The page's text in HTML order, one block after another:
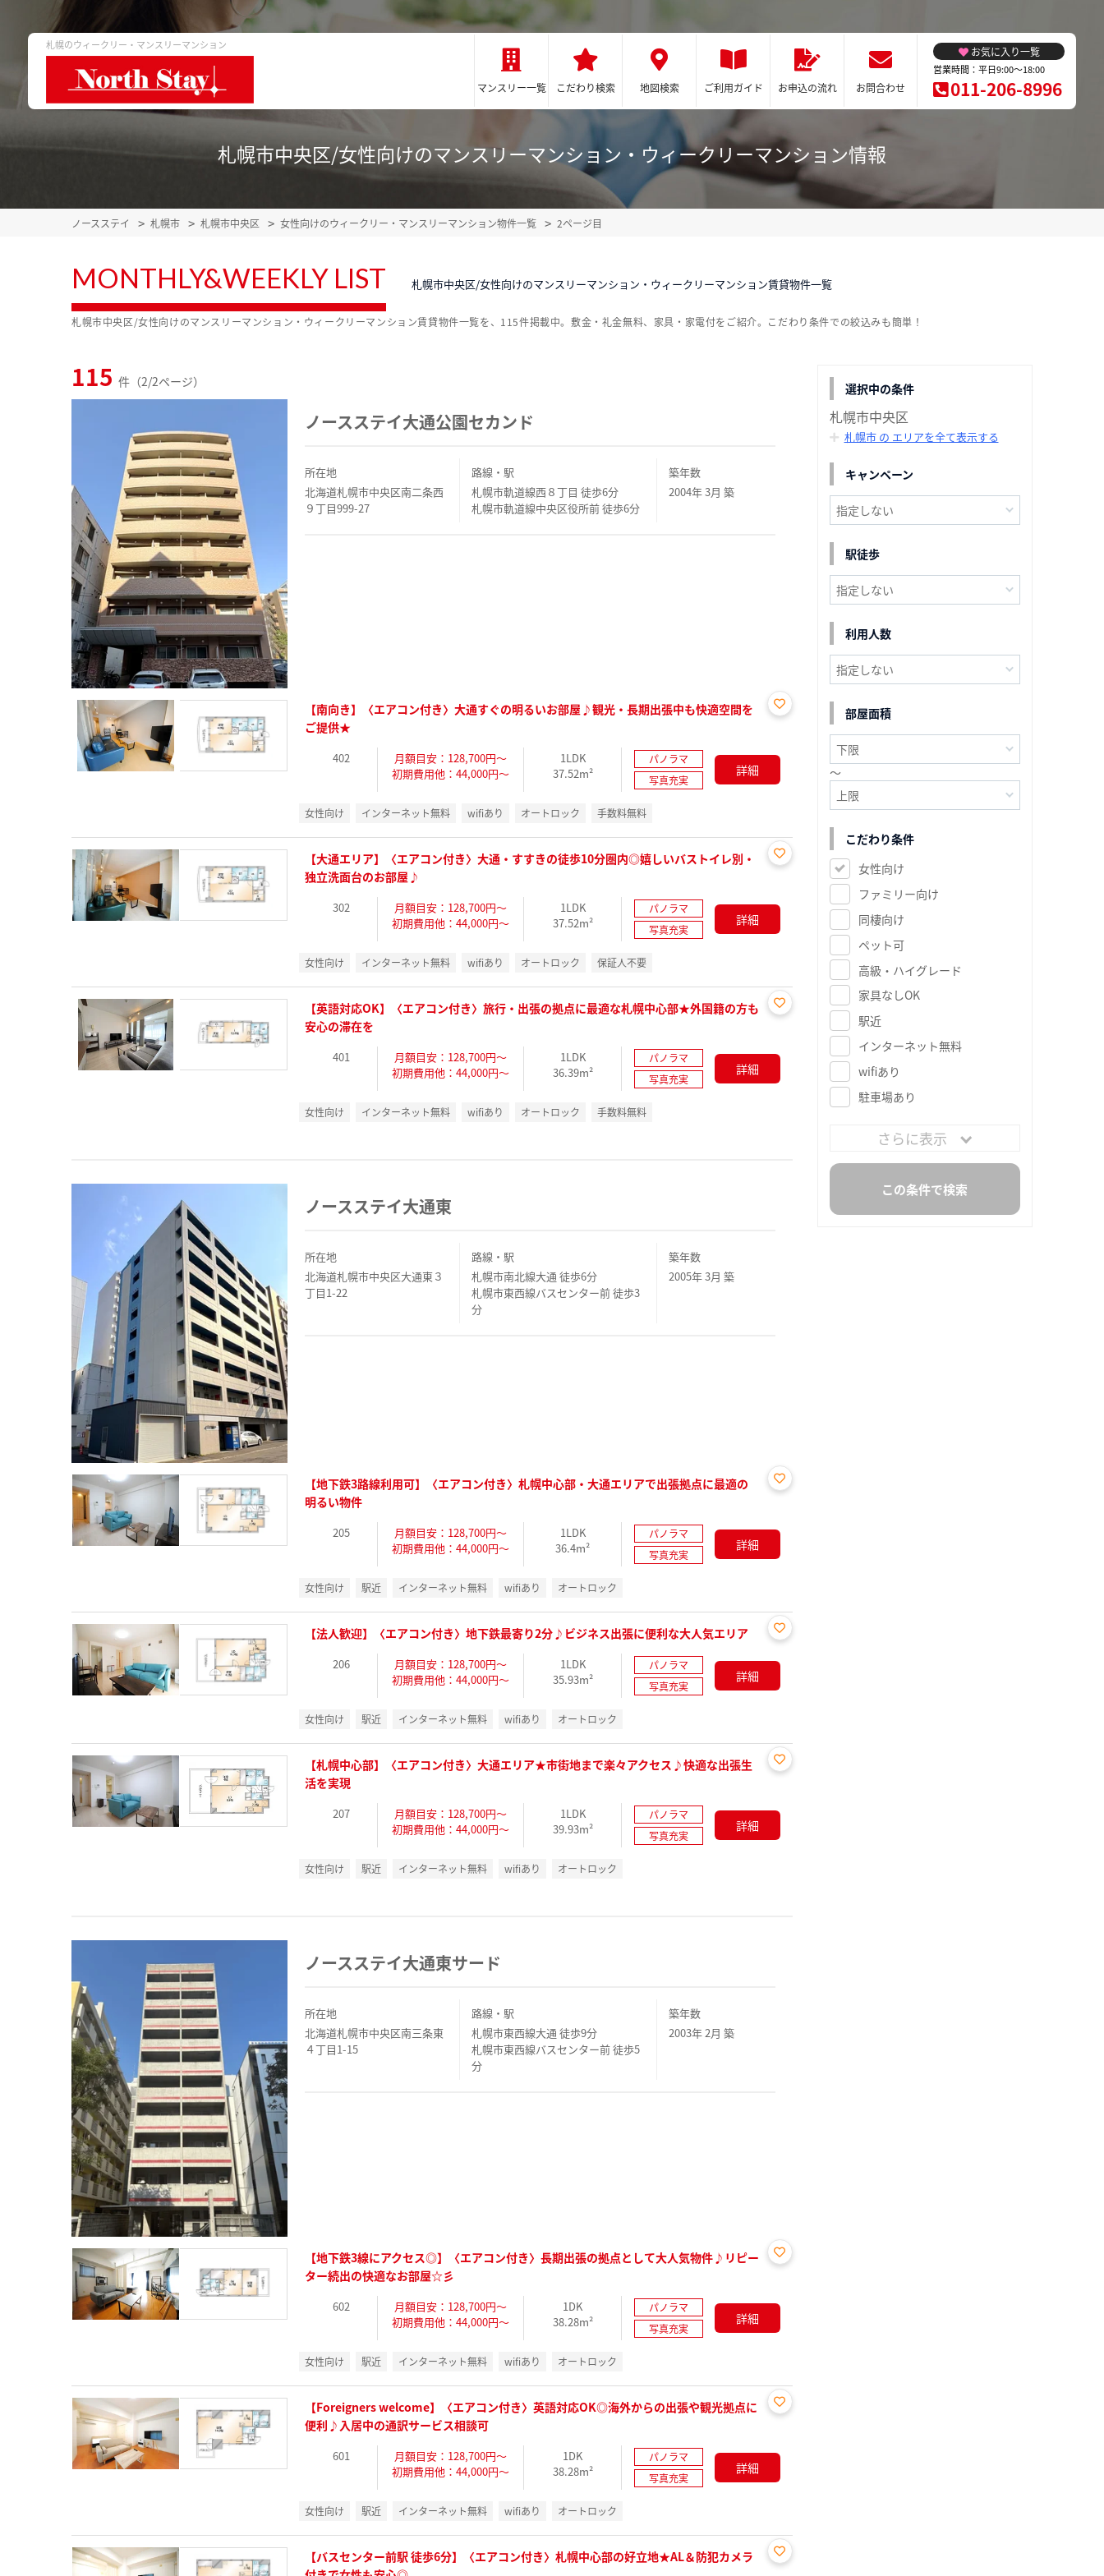
札幌のウィークリー・マンスリーマンション
マンスリー一覧 こだわり検索 地図検索 ご利用ガイド お申込の流れ お問合わせ
お気に入り一覧
営業時間：平日9:00～18:00
011-206-8996
札幌市中央区/女性向けのマンスリーマンション・ウィークリーマンション情報
ノースステイ 札幌市 札幌市中央区 女性向けのウィークリー・マンスリーマンション物件一覧 2ページ目
MONTHLY&WEEKLY LIST 札幌市中央区/女性向けのマンスリーマンション・ウィークリーマンション賃貸物件一覧
115 件（2/2ページ）
ノースステイ大通公園セカンド
所在地
北海道札幌市中央区南二条西
９丁目999-27
路線・駅
札幌市軌道線西８丁目 徒歩6分
札幌市軌道線中央区役所前 徒歩6分
築年数
2004年 3月 築
り登
【南向き】〈エアコン付き〉大通すぐの明るいお部屋♪観光・長期出張中も快適空間を
ご提供★
402
月額目安：128,700円～
初期費用他：44,000円～
1LDK
37.52m²
パノラマ
写真充実
詳細
女性向け インターネット無料 wifiあり オートロック 手数料無料
り登
【大通エリア】〈エアコン付き〉大通・すすきの徒歩10分圏内◎嬉しいバストイレ別・
独立洗面台のお部屋♪
302
月額目安：128,700円～
初期費用他：44,000円～
1LDK
37.52m²
パノラマ
写真充実
詳細
女性向け インターネット無料 wifiあり オートロック 保証人不要
り登
【英語対応OK】〈エアコン付き〉旅行・出張の拠点に最適な札幌中心部★外国籍の方も
安心の滞在を
401
月額目安：128,700円～
初期費用他：44,000円～
1LDK
36.39m²
パノラマ
写真充実
詳細
女性向け インターネット無料 wifiあり オートロック 手数料無料
ノースステイ大通東
所在地
北海道札幌市中央区大通東３
丁目1-22
路線・駅
札幌市南北線大通 徒歩6分
札幌市東西線バスセンター前 徒歩3
分
築年数
2005年 3月 築
り登
【地下鉄3路線利用可】〈エアコン付き〉札幌中心部・大通エリアで出張拠点に最適の
明るい物件
205
月額目安：128,700円～
初期費用他：44,000円～
1LDK
36.4m²
パノラマ
写真充実
詳細
女性向け 駅近 インターネット無料 wifiあり オートロック
に入
り登
【法人歓迎】〈エアコン付き〉地下鉄最寄り2分♪ビジネス出張に便利な大人気エリア
206
月額目安：128,700円～
初期費用他：44,000円～
1LDK
35.93m²
パノラマ
写真充実
詳細
女性向け 駅近 インターネット無料 wifiあり オートロック
り登
【札幌中心部】〈エアコン付き〉大通エリア★市街地まで楽々アクセス♪快適な出張生
活を実現
207
月額目安：128,700円～
初期費用他：44,000円～
1LDK
39.93m²
パノラマ
写真充実
詳細
女性向け 駅近 インターネット無料 wifiあり オートロック
ノースステイ大通東サード
所在地
北海道札幌市中央区南三条東
４丁目1-15
路線・駅
札幌市東西線大通 徒歩9分
札幌市東西線バスセンター前 徒歩5
分
築年数
2003年 2月 築
り登
【地下鉄3線にアクセス◎】〈エアコン付き〉長期出張の拠点として大人気物件♪リピー
ター続出の快適なお部屋☆彡
602
月額目安：128,700円～
初期費用他：44,000円～
1DK
38.28m²
パノラマ
写真充実
詳細
女性向け 駅近 インターネット無料 wifiあり オートロック
り登
【Foreigners welcome】〈エアコン付き〉英語対応OK◎海外からの出張や観光拠点に
便利♪入居中の通訳サービス相談可
601
月額目安：128,700円～
初期費用他：44,000円～
1DK
38.28m²
パノラマ
写真充実
詳細
女性向け 駅近 インターネット無料 wifiあり オートロック
【バスセンター前駅 徒歩6分】〈エアコン付き〉札幌中心部の好立地★AL＆防犯カメラ
札幌市中央区/女性向けのマンスリーマンション・ウィークリーマンション賃貸物件一覧を、115件掲載中。敷金・礼金無料、家具・家電付をご紹介。こだわり条件での絞込みも簡単！
選択中の条件
札幌市中央区
札幌市 の エリアを全て表示する
キャンペーン
駅徒歩
利用人数
部屋面積
～
こだわり条件
女性向け
ファミリー向け
同棲向け
ペット可
高級・ハイグレード
家具なしOK
駅近
インターネット無料
wifiあり
駐車場あり
さらに表示